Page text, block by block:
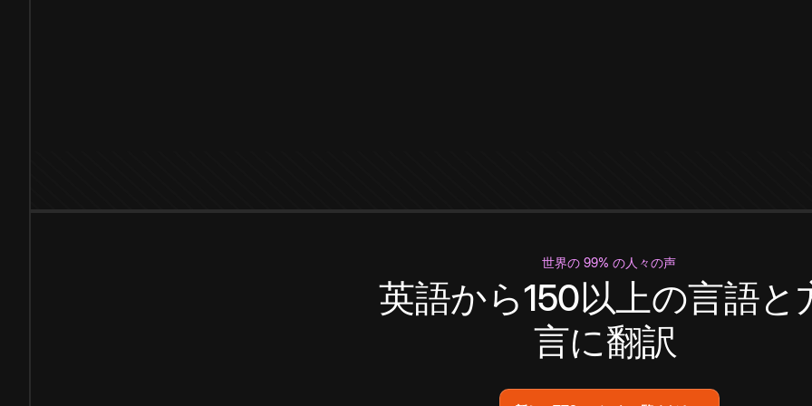
世界の 99% の人々の声
英語から150以上の言語と
言に翻訳